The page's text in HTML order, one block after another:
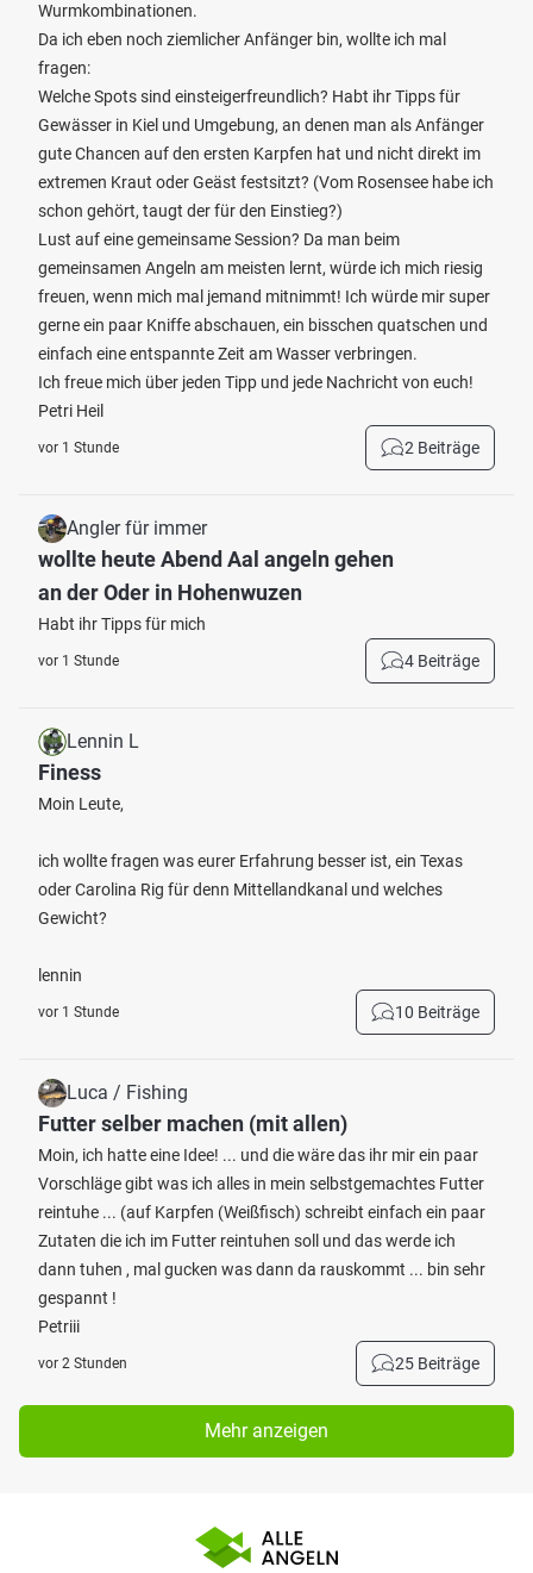
Wurmkombinationen.
Da ich eben noch ziemlicher Anfänger bin, wollte ich mal
fragen:
Welche Spots sind einsteigerfreundlich? Habt ihr Tipps für
Gewässer in Kiel und Umgebung, an denen man als Anfänger
gute Chancen auf den ersten Karpfen hat und nicht direkt im
extremen Kraut oder Geäst festsitzt? (Vom Rosensee habe ich
schon gehört, taugt der für den Einstieg?)
Lust auf eine gemeinsame Session? Da man beim
gemeinsamen Angeln am meisten lernt, würde ich mich riesig
freuen, wenn mich mal jemand mitnimmt! Ich würde mir super
gerne ein paar Kniffe abschauen, ein bisschen quatschen und
einfach eine entspannte Zeit am Wasser verbringen.
Ich freue mich über jeden Tipp und jede Nachricht von euch!
Petri Heil
vor 1 Stunde 2 Beiträge
Angler für immer
wollte heute Abend Aal angeln gehen
an der Oder in Hohenwuzen
Habt ihr Tipps für mich
vor 1 Stunde 4 Beiträge
Lennin L
Finess
Moin Leute,
ich wollte fragen was eurer Erfahrung besser ist, ein Texas
oder Carolina Rig für denn Mittellandkanal und welches
Gewicht?
lennin
vor 1 Stunde 10 Beiträge
Luca / Fishing
Futter selber machen (mit allen)
Moin, ich hatte eine Idee! ... und die wäre das ihr mir ein paar
Vorschläge gibt was ich alles in mein selbstgemachtes Futter
reintuhe ... (auf Karpfen (Weißfisch) schreibt einfach ein paar
Zutaten die ich im Futter reintuhen soll und das werde ich
dann tuhen , mal gucken was dann da rauskommt ... bin sehr
gespannt !
Petriii
vor 2 Stunden 25 Beiträge
Mehr anzeigen